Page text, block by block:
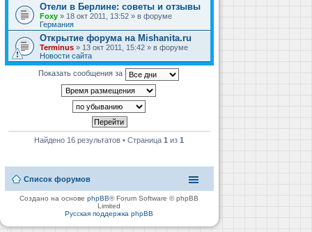
Отели в Берлине: советы и отзывы
Foxy » 18 окт 2011, 13:52 » в форуме
Германия
Открытие форума на Mishanita.ru
Terminus » 13 окт 2011, 15:42 » в форуме
Новости сайта
Показать сообщения за
Найдено 16 результатов • Страница1 из1
Список форумов
Создано на основеphpBB® Forum Software © phpBB
Limited
Русская поддержка phpBB